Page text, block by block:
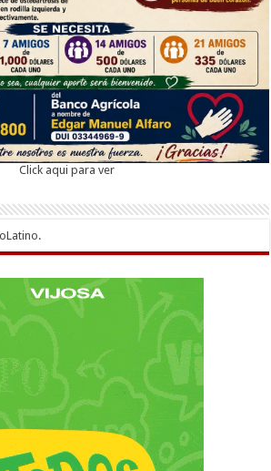
Click aqui para ver